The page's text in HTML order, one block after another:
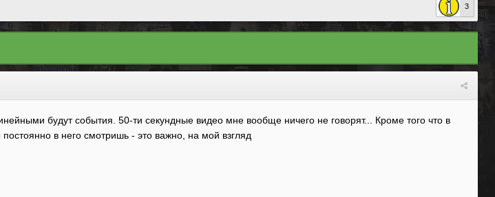
3
будут события. 50-ти секундные видео мне вообще ничего не говорят... Кроме того что в
в него смотришь - это важно, на мой взгляд